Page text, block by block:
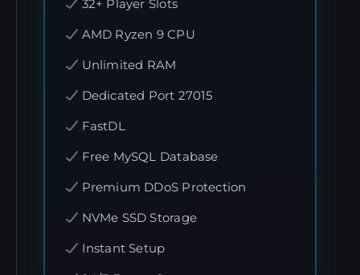
32+ Player Slots
AMD Ryzen 9 CPU
Unlimited RAM
Dedicated Port 27015
FastDL
Free MySQL Database
Premium DDoS Protection
NVMe SSD Storage
Instant Setup